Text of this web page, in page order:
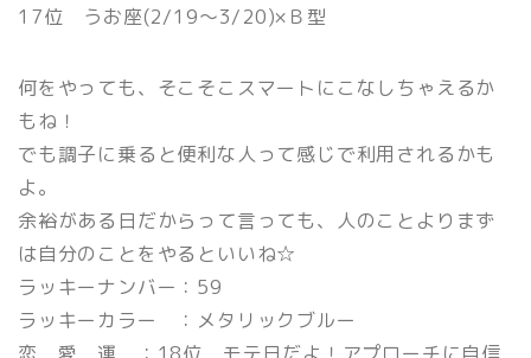
17位 うお座(2/19〜3/20)×Ｂ型
何をやっても、そこそこスマートにこなしちゃえるか
もね！
でも調子に乗ると便利な人って感じで利用されるかも
よ。
余裕がある日だからって言っても、人のことよりまず
は自分のことをやるといいね☆
ラッキーナンバー：59
ラッキーカラー ：メタリックブルー